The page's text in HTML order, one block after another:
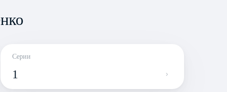
Серии
1